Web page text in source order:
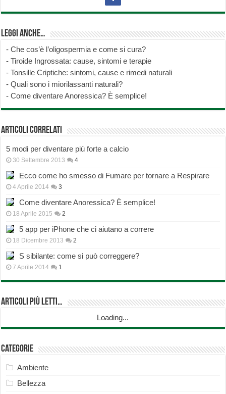
Leggi anche…
-Che cos’è l’oligospermia e come si cura?
-Tiroide Ingrossata: cause, sintomi e terapie
-Tonsille Criptiche: sintomi, cause e rimedi naturali
-Quali sono i miorilassanti naturali?
-Come diventare Anoressica? È semplice!
Articoli correlati
5 modi per diventare più forte a calcio
30 Settembre 2013 4
Ecco come ho smesso di Fumare per tornare a Respirare
4 Aprile 2014 3
Come diventare Anoressica? È semplice!
18 Aprile 2015 2
5 app per iPhone che ci aiutano a correre
18 Dicembre 2013 2
S sibilante: come si può correggere?
7 Aprile 2014 1
Articoli più Letti…
Loading...
Categorie
Ambiente
Bellezza